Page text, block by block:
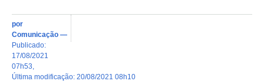
por
Comunicação —
publicado:
17/08/2021
07h53
última modificação: 20/08/2021 08h10